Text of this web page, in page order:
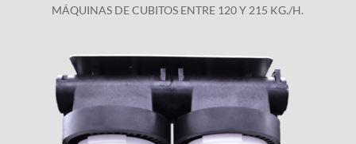
MÁQUINAS DE CUBITOS ENTRE 120 Y 215 KG./H.